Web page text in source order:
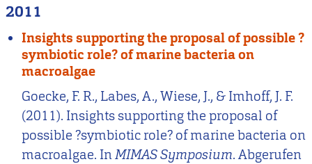
2011
Insights supporting the proposal of possible ?
symbiotic role? of marine bacteria on
macroalgae
Goecke, F. R., Labes, A., Wiese, J., & Imhoff, J. F.
(2011). Insights supporting the proposal of
possible ?symbiotic role? of marine bacteria on
macroalgae. InMIMAS Symposium. Abgerufen